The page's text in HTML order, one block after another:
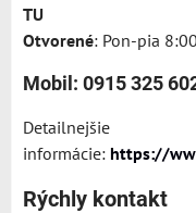
TU
Otvorené: Pon-pia
Mobil: 0915 325
Detailnejšie
informácie: https://
Rýchly kontakt